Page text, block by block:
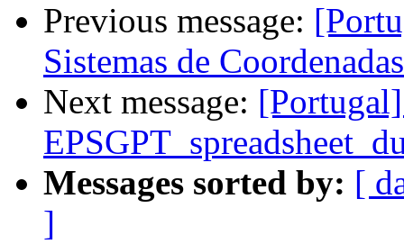
Previous message:
Sistemas de
Next message:
Messages sorted by: [
]